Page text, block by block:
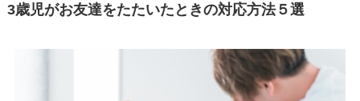
3歳児がお友達をたたいたときの対応方法５選